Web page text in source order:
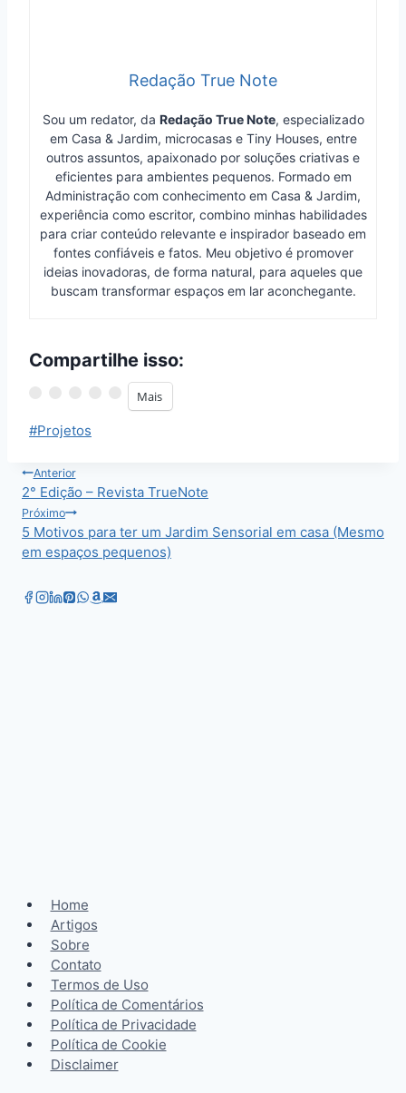
Redação True Note
Sou um redator, da Redação True Note, especializado
em Casa & Jardim, microcasas e Tiny Houses, entre
outros assuntos, apaixonado por soluções criativas e
eficientes para ambientes pequenos. Formado em
Administração com conhecimento em Casa & Jardim,
experiência como escritor, combino minhas habilidades
para criar conteúdo relevante e inspirador baseado em
fontes confiáveis e fatos. Meu objetivo é promover
ideias inovadoras, de forma natural, para aqueles que
buscam transformar espaços em lar aconchegante.
Compartilhe isso:
Mais
Tags
Post:
#Projetos
Navegação
de
Post
Anterior
2° Edição – Revista TrueNote
Próximo
5 Motivos para ter um Jardim Sensorial em casa (Mesmo
em espaços pequenos)
Home
Artigos
Sobre
Contato
Termos de Uso
Política de Comentários
Política de Privacidade
Política de Cookie
Disclaimer